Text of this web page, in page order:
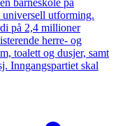
barneskole på
utforming.
på 2,4 millioner
herre- og
toalett og dusjer, samt
Inngangspartiet skal